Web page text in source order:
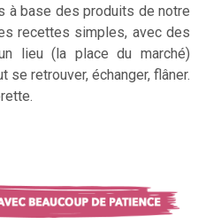
à base des produits de notre
recettes simples, avec des
lieu (la place du marché)
se retrouver, échanger, flâner.